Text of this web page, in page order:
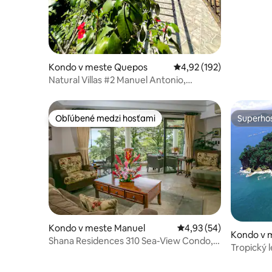
Kondo v meste Quepos Priemerné
4,92 (192)
Natural Villas #2 Manuel Antonio,
Obľúbené medzi hosťami
Obľúbené medzi hosťami
Kondo v meste Manuel Priemerné
4,93 (54)
Shana Residences 310 Sea-View Condo,
Kondo v
Tropický